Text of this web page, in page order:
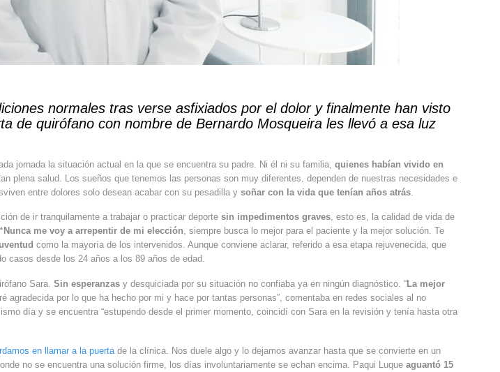
normales tras verse asfixiados por el dolor y finalmente han visto
de quirófano con nombre de Bernardo Mosqueira les llevó a esa luz
jornada la situación actual en la que se encuentra su padre. Ni él ni su familia, quienes habían vivido en
plena salud. Los sueños que tenemos las personas son muy diferentes, dependen de nuestras necesidades e
entre dolores solo desean acabar con su pesadilla y soñar con la vida que tenían años atrás
de ir tranquilamente a trabajar o practicar deporte sin impedimentos graves, esto es, la calidad de vida de
“Nunca me voy a arrepentir de mi elección, siempre busca lo mejor para el paciente y la mejor solución. Te
como la mayoría de los intervenidos. Aunque conviene aclarar, referido a esa etapa rejuvenecida, que
casos desde los 24 años a los 89 años de edad.
Sara. Sin esperanzas y desquiciada por su situación no confiaba ya en ningún diagnóstico. “ La mejor
agradecida por lo que ha hecho por mi y hace por tantas personas”, comentaba en redes sociales al no
día y se encuentra “estupendo desde el primer momento, coincidí con Sara en la revisión y tenía hasta otra
en llamar a la puerta de la clínica. Nos duele algo y lo dejamos avanzar hasta que se convierte en un
no se encuentra una solución firme, los días involuntariamente se echan encima. Paqui Luque aguantó 15